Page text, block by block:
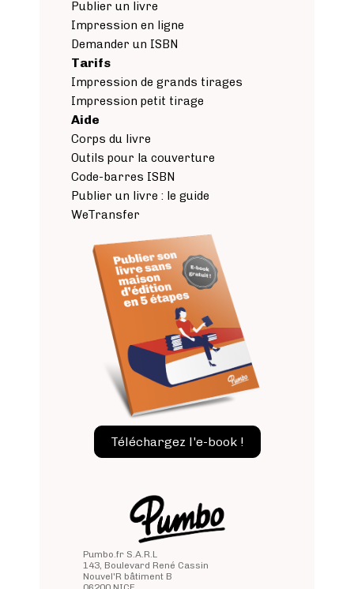
Pumbo.fr S.A.R.L
143, Boulevard René Cassin
Nouvel'R bâtiment B
Publier un livre
Impression en ligne
Demander un ISBN
Tarifs
Impression de grands tirages
Impression petit tirage
Aide
Corps du livre
Outils pour la couverture
Code-barres ISBN
Publier un livre : le guide
WeTransfer
Téléchargez l'e-book !